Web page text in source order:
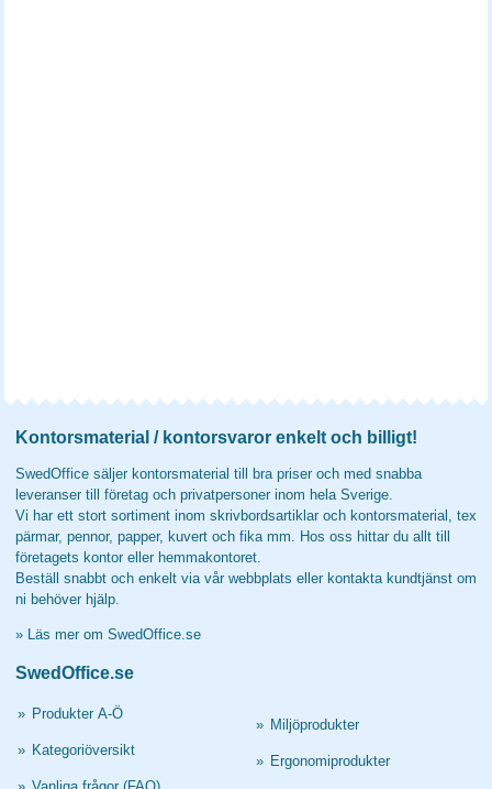
Kontorsmaterial / kontorsvaror enkelt och billigt!
SwedOffice säljer kontorsmaterial till bra priser och med snabba
leveranser till företag och privatpersoner inom hela Sverige.
Vi har ett stort sortiment inom skrivbordsartiklar och kontorsmaterial, tex
pärmar, pennor, papper, kuvert och fika mm. Hos oss hittar du allt till
företagets kontor eller hemmakontoret.
Beställ snabbt och enkelt via vår webbplats eller kontakta kundtjänst om
ni behöver hjälp.
» Läs mer om SwedOffice.se
SwedOffice.se
» Produkter A-Ö
» Kategoriöversikt
» Miljöprodukter
» Ergonomiprodukter